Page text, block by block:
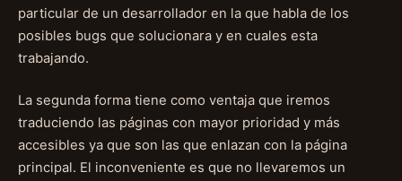
particular de un desarrollador en la que habla de los
posibles bugs que solucionara y en cuales esta
trabajando.
La segunda forma tiene como ventaja que iremos
traduciendo las páginas con mayor prioridad y más
accesibles ya que son las que enlazan con la página
principal. El inconveniente es que no llevaremos un